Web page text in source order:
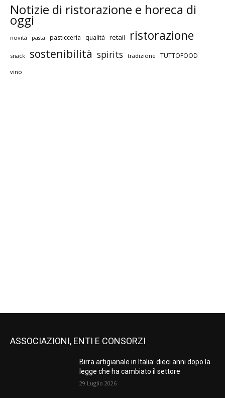
Notizie di ristorazione e horeca di
oggi
novità pasta pasticceria qualità retail ristorazione
snack sostenibilità spirits tradizione TUTTOFOOD
vino
ASSOCIAZIONI, ENTI E CONSORZI
Birra artigianale in Italia: dieci anni dopo la
legge che ha cambiato il settore
29 Luglio 2026